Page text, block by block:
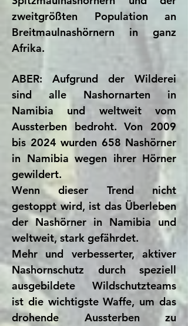
zweitgrößten Population an
Breitmaulnashörnern in ganz
Afrika.
ABER: Aufgrund der Wilderei
sind alle Nashornarten in
Namibia und weltweit vom
Aussterben bedroht. Von 2009
bis 2024 wurden 658 Nashörner
in Namibia wegen ihrer Hörner
gewildert.
Wenn dieser Trend nicht
gestoppt wird, ist das Überleben
der Nashörner in Namibia und
weltweit, stark gefährdet.
Mehr und verbesserter, aktiver
Nashornschutz durch speziell
ausgebildete Wildschutzteams
ist die wichtigste Waffe, um das
drohende Aussterben zu